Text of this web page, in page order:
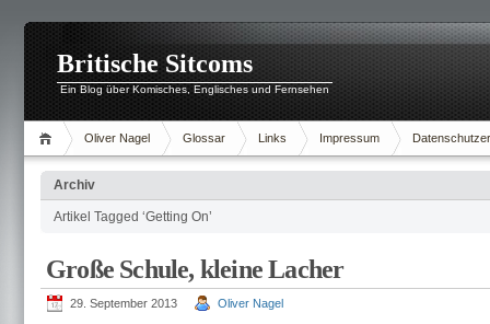
Britische Sitcoms
Ein Blog über Komisches, Englisches und Fernsehen
Oliver Nagel Glossar Links Impressum
Archiv
Artikel Tagged ‘Getting On’
Große Schule, kleine Lacher
29. September 2013 Oliver Nagel